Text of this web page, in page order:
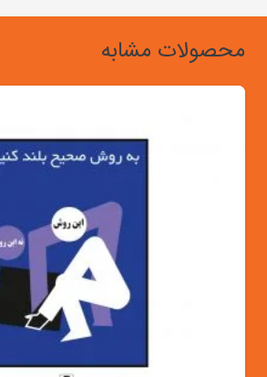
محصولات مشابه